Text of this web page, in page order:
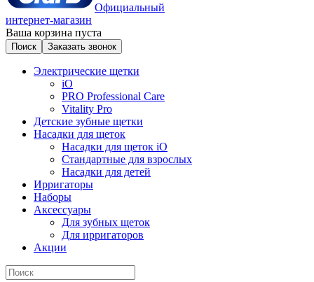
Официальный
интернет-магазин
Ваша корзина пуста
Поиск Заказать звонок
Электрические щетки
iO
PRO Professional Care
Vitality Pro
Детские зубные щетки
Насадки для щеток
Насадки для щеток iO
Стандартные для взрослых
Насадки для детей
Ирригаторы
Наборы
Аксессуары
Для зубных щеток
Для ирригаторов
Акции